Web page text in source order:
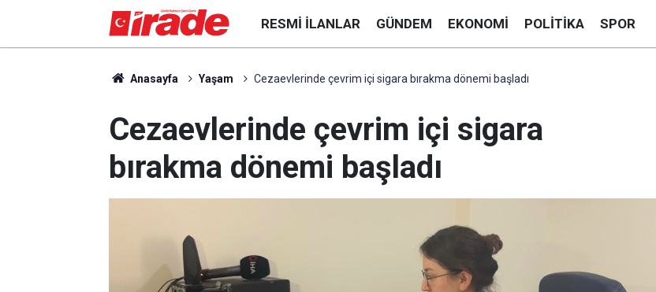
RESMI İLANLAR GÜNDEM EKONOMI POLITIKA SPOR
Anasayfa Yaşam Cezaevlerinde çevrim içi sigara bırakma dönemi başladı
Cezaevlerinde çevrim içi sigara
bırakma dönemi başladı